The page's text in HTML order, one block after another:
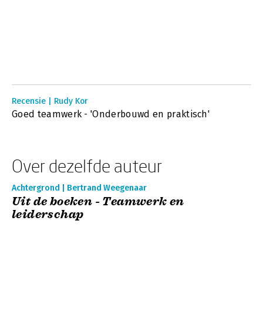
Recensie | Rudy Kor
Goed teamwerk - 'Onderbouwd en praktisch'
Over dezelfde auteur
Achtergrond | Bertrand Weegenaar
Uit de boeken - Teamwerk en
leiderschap